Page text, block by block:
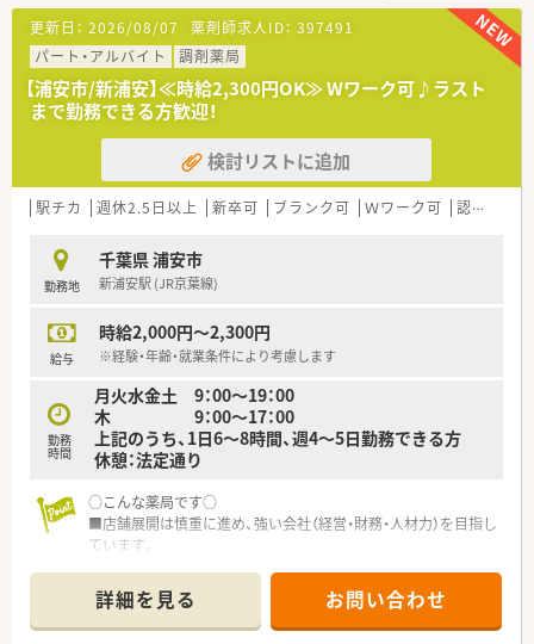
更新日： 2026/08/07 薬剤師求人ID： 397491
パート・アルバイト
調剤薬局
【浦安市/新浦安】≪時給2,300円OK≫ Wワーク可♪ラスト
まで勤務できる方歓迎！
検討リストに追加
駅チカ 週休2.5日以上 新卒可 ブランク可 Ｗワーク可 認定薬剤師取得支援あり
勤務地
千葉県 浦安市
新浦安駅 (JR京葉線)
給与
時給2,000円～2,300円
※経験・年齢・就業条件により考慮します
勤務
時間
月火水金土 9：00～19：00
木 9：00～17：00
上記のうち、1日6～8時間、週4～5日勤務できる方
休憩：法定通り
○こんな薬局です○
■店舗展開は慎重に進め、強い会社（経営・財務・人材力）を目指し
ています。
模擬調剤室があり、事前研修、習得確認研修が実施可能で
す。
■平均年齢20代後半。20代の方も活躍している職場です。
詳細を見る お問い合わせ